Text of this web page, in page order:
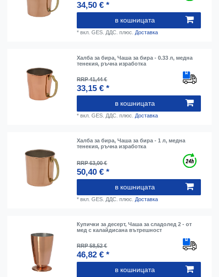
34,50 € *
в кошницата
*вкл. GES. ДДС. плюс. Доставка
Халба за бира, Чаша за бира - 0.33 л, медна
тенекия, ръчна изработка
RRP 41,44 €
33,15 € *
в кошницата
*вкл. GES. ДДС. плюс. Доставка
Халба за бира, Чаша за бира - 1 л, медна
тенекия, ръчна изработка
RRP 63,00 €
50,40 € *
в кошницата
*вкл. GES. ДДС. плюс. Доставка
Купички за десерт, Чаша за сладолед 2 - от
мед с калайдисана вътрешност
RRP 58,52 €
46,82 € *
в кошницата